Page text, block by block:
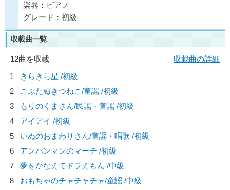
楽器：ピアノ
グレード：初級
収載曲一覧
12曲を収載
収載曲の詳細
1
きらきら星 /初級
2
こぶたぬきつねこ/童謡 /初級
3
もりのくまさん/民謡・童謡 /初級
4
アイアイ /初級
5
いぬのおまわりさん/童謡・唱歌 /初級
6
アンパンマンのマーチ /初級
7
夢をかなえてドラえもん /中級
8
おもちゃのチャチャチャ/童謡 /中級